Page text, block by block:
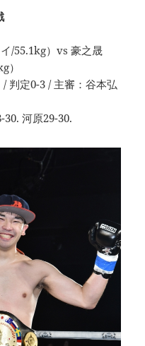
/55.1kg）vs 豪之晟
）
/ 判定0-3 / 主審：谷本弘
30. 河原29-30.